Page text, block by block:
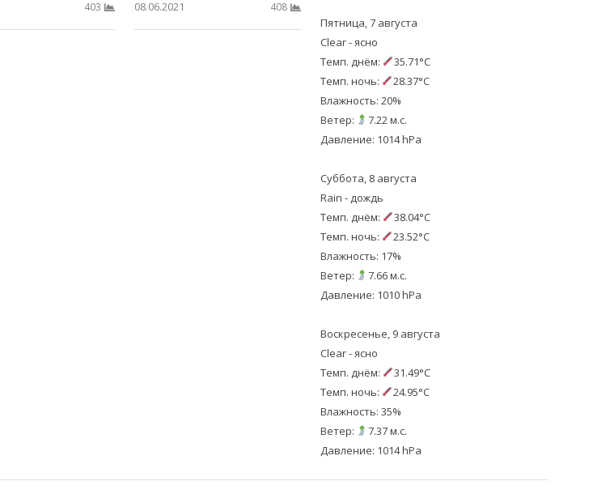
403
08.06.2021
408
Пятница, 7 августа
Clear - ясно
Темп. днём:
35.71°C
Темп. ночь:
28.37°C
Влажность: 20%
Ветер:
7.22 м.с.
Давление: 1014 hPa
Суббота, 8 августа
Rain - дождь
Темп. днём:
38.04°C
Темп. ночь:
23.52°C
Влажность: 17%
Ветер:
7.66 м.с.
Давление: 1010 hPa
Воскресенье, 9 августа
Clear - ясно
Темп. днём:
31.49°C
Темп. ночь:
24.95°C
Влажность: 35%
Ветер:
7.37 м.с.
Давление: 1014 hPa